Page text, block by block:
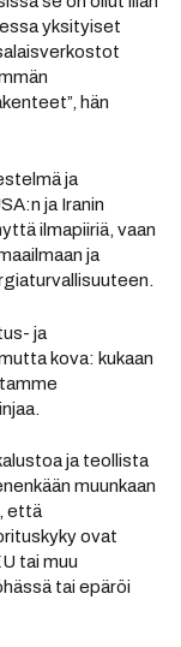
yksityiset
hän
ja
ja Iranin
ilmapiiriä, vaan
ja
ja
kova: kukaan
ja teollista
muunkaan
että
ovat
tai muu
tai epäröi